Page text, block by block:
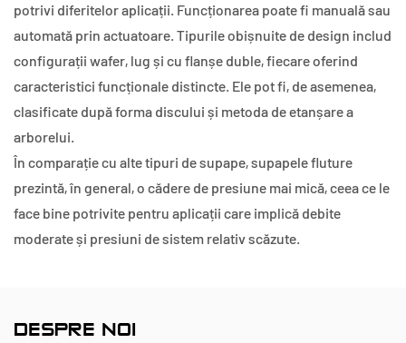
potrivi diferitelor aplicații. Funcționarea poate fi manuală sau
automată prin actuatoare. Tipurile obișnuite de design includ
configurații wafer, lug și cu flanșe duble, fiecare oferind
caracteristici funcționale distincte. Ele pot fi, de asemenea,
clasificate după forma discului și metoda de etanșare a
arborelui.
În comparație cu alte tipuri de supape, supapele fluture
prezintă, în general, o cădere de presiune mai mică, ceea ce le
face bine potrivite pentru aplicații care implică debite
moderate și presiuni de sistem relativ scăzute.
DESPRE NOI